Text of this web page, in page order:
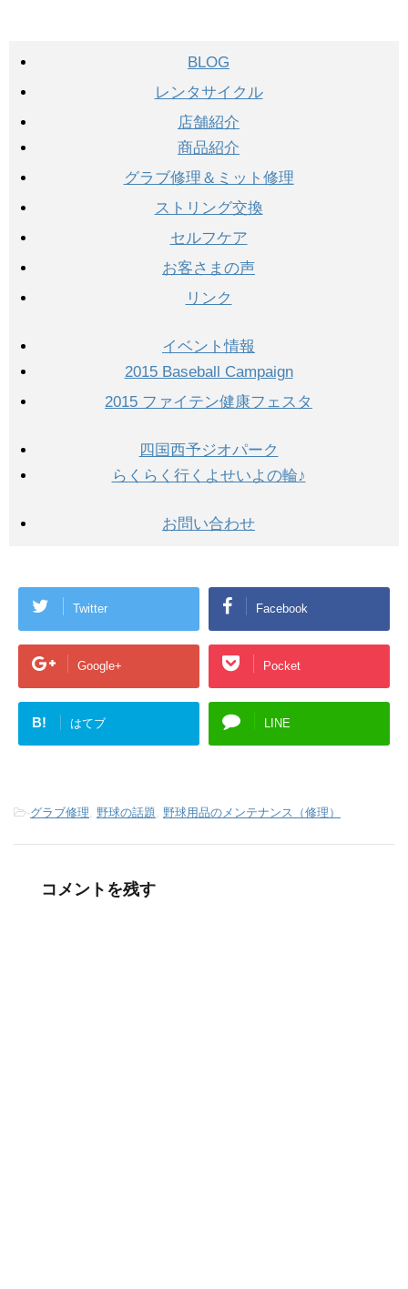
BLOG
レンタサイクル
店舗紹介
商品紹介
グラブ修理＆ミット修理
ストリング交換
セルフケア
お客さまの声
リンク
イベント情報
2015 Baseball Campaign
2015 ファイテン健康フェスタ
四国西予ジオパーク
らくらく行くよせいよの輪♪
お問い合わせ
Twitter Facebook
Google+ Pocket
B! はてブ LINE
-グラブ修理 野球の話題 野球用品のメンテナンス（修理）
コメントを残す